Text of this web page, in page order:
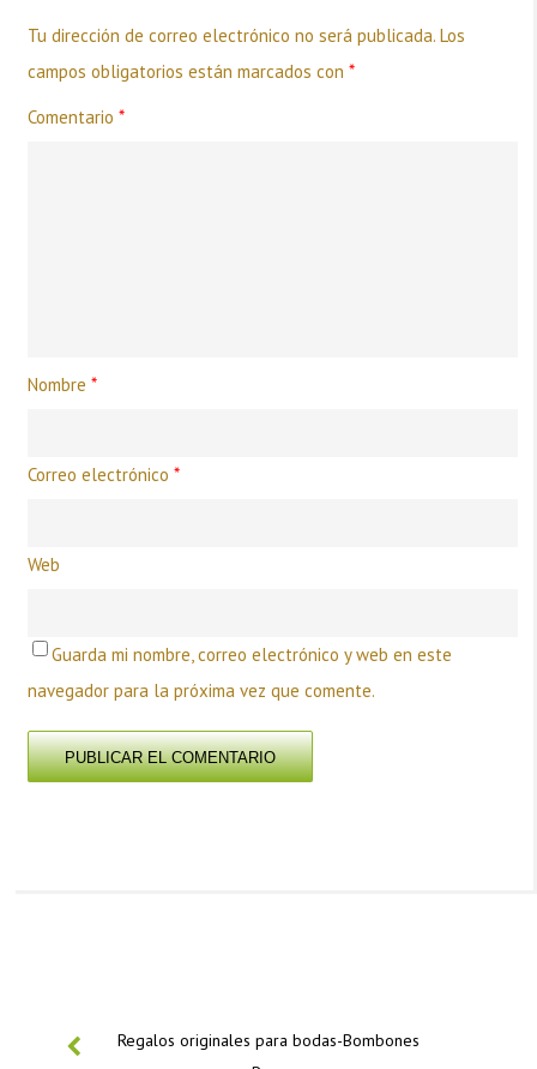
Tu dirección de correo electrónico no será publicada. Los
campos obligatorios están marcados con*
Comentario*
Nombre*
Correo electrónico*
Web
Guarda mi nombre, correo electrónico y web en este
navegador para la próxima vez que comente.
Regalos originales para bodas-Bombones